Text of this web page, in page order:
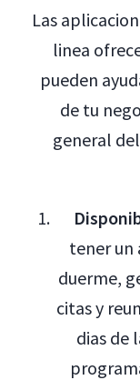
Las
linea
pueden
de tu
general
tener un
duerme,
citas y
dias de